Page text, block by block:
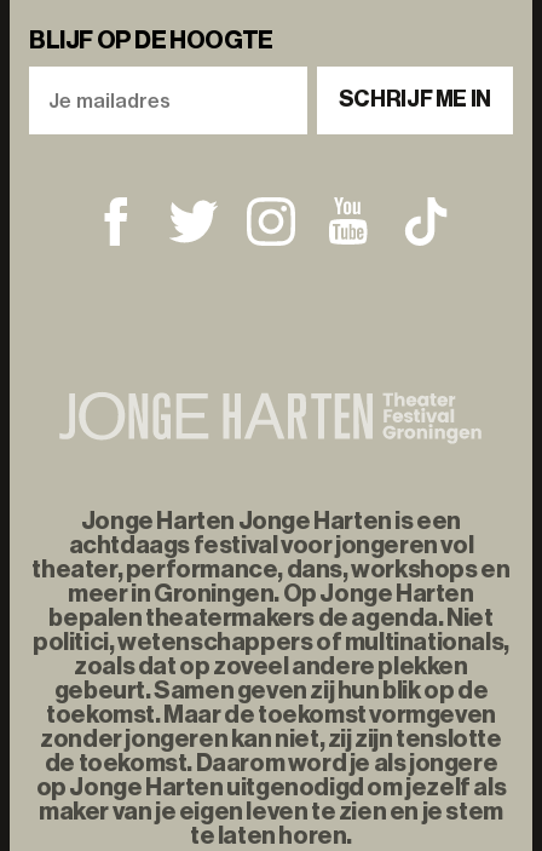
BLIJF OP DE HOOGTE
SCHRIJF ME IN
Jonge Harten Jonge Harten is een
achtdaags festival voor jongeren vol
theater, performance, dans, workshops en
meer in Groningen. Op Jonge Harten
bepalen theatermakers de agenda. Niet
politici, wetenschappers of multinationals,
zoals dat op zoveel andere plekken
gebeurt. Samen geven zij hun blik op de
toekomst. Maar de toekomst vormgeven
zonder jongeren kan niet, zij zijn tenslotte
de toekomst. Daarom word je als jongere
op Jonge Harten uitgenodigd om jezelf als
maker van je eigen leven te zien en je stem
te laten horen.